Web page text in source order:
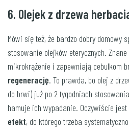
6. Olejek z drzewa
Mówi się też, że bardzo dobry domowy
stosowanie olejków eterycznych.
mikrokrążenie i zapewniają cebulkom
regenerację. To prawda, bo olej z
do brwi) już po 2 tygodniach
hamuje ich wypadanie. Oczywiście jest
efekt, do którego trzeba